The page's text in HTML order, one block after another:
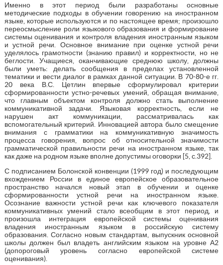
Именно в этот период были разработаны основные
методические подходы в обучении говорению на иностранном
языке, которые используются и по настоящее время; произошло
переосмысление роли языкового образования и формирование
системы оценивания и контроля владения иностранным языком
и устной речи. Основное внимание при оценке устной речи
уделялось грамотности (знанию правил) и корректности, но не
беглости. Учащиеся, оканчивающие среднюю школу, должны
были уметь: делать сообщения в пределах установленной
тематики и вести диалог в рамках данной ситуации. В 70-80-е гг.
20 века В.С. Цетлин впервые сформулировал критерии
сформированности устно-речевых умений, обращая внимание,
что главным объектом контроля должно стать выполнение
коммуникативной задачи. Языковая корректность, если не
нарушен акт коммуникации, рассматривалась как
вспомогательный критерий. Инновацией автора было смещение
внимания с грамматики на коммуникативную значимость
процесса говорения, вопрос об относительной значимости
грамматической правильности речи на иностранном языке, так
как даже на родном языке вполне допустимы оговорки [5, с.392].
С подписанием Болонской конвенции (1999 год) и последующим
вхождением России в единое европейское образовательное
пространство начался новый этап в обучении и оценке
сформированности устной речи на иностранном языке.
Осознание важности устной речи как ключевого показателя
коммуникативных умений стало всеобщим в этот период, и
произошла интеграция европейской системы оценивания
владения иностранным языком в российскую систему
образования. Согласно новым стандартам, выпускник основной
школы должен был владеть английским языком на уровне А2
(допороговый уровень согласно европейской системе
оценивания).